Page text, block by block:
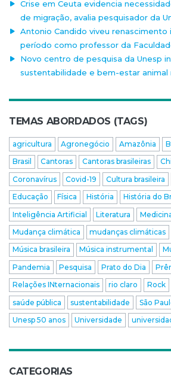
Crise em Ceuta evidencia
de migração, avalia pesquisador da
Antonio Candido viveu
período como professor da
Novo centro de pesquisa da Unesp
sustentabilidade e bem-estar
TEMAS ABORDADOS (TAGS)
agricultura Agronegócio Amazônia
Brasil
Cantoras Cantoras brasileiras
Coronavírus
Covid-19 Cultura brasileira
Educação
Física História
História do
Inteligência Artificial
Literatura
Mudança climática
mudanças climáticas
Música brasileira
Música instrumental
Pandemia
Pesquisa Prato do Dia
Relações INternacionais
rio claro Rock
saúde pública
sustentabilidade São
Unesp 50 anos
Universidade
CATEGORIAS